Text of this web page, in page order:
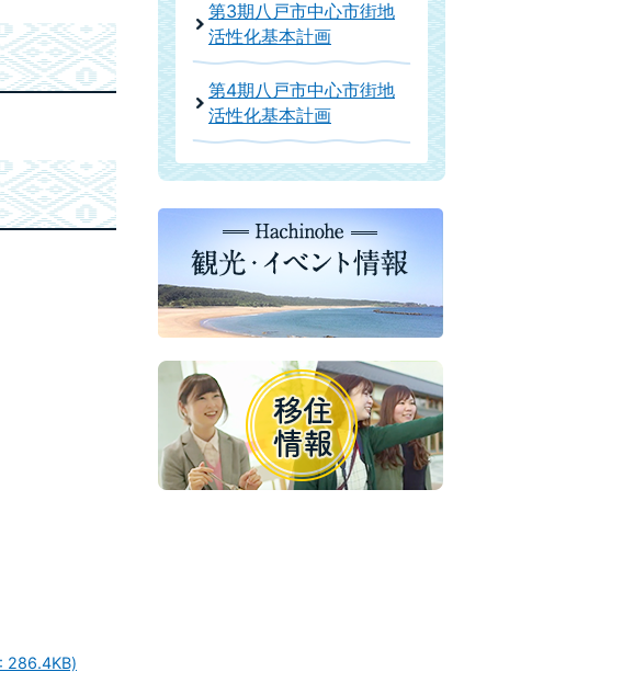
286.4KB)
第3期八戸市中心市街地
活性化基本計画
第4期八戸市中心市街地
活性化基本計画